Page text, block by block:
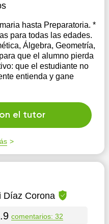
hasta Preparatoria. *
para todas las edades.
Álgebra, Geometría,
entienda y gane
el tutor
Díaz Corona
comentarios: 32